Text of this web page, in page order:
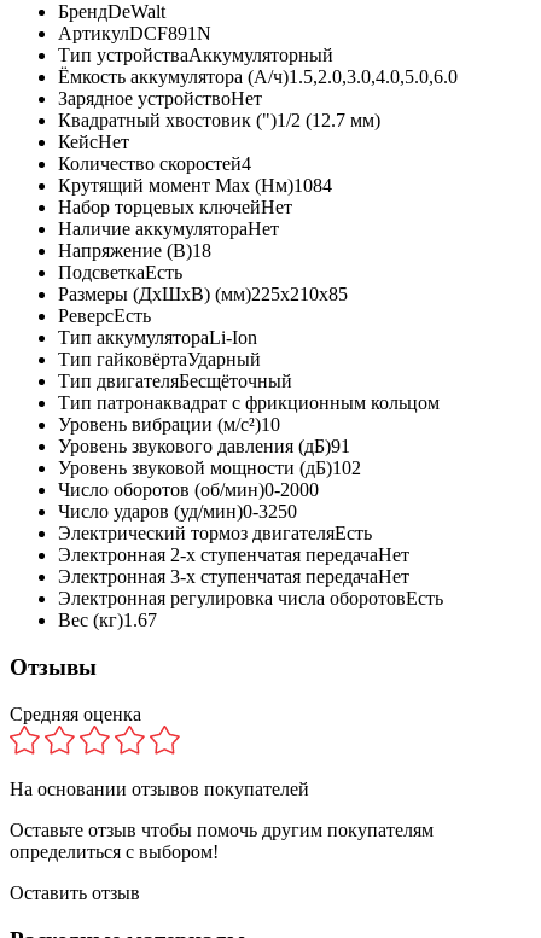
БрендDeWalt
АртикулDCF891N
Тип устройстваАккумуляторный
Ёмкость аккумулятора (А/ч)1.5,2.0,3.0,4.0,5.0,6.0
Зарядное устройствоНет
Квадратный хвостовик (")1/2 (12.7 мм)
КейсНет
Количество скоростей4
Крутящий момент Max (Нм)1084
Набор торцевых ключейНет
Наличие аккумулятораНет
Напряжение (В)18
ПодсветкаЕсть
Размеры (ДxШxВ) (мм)225х210х85
РеверсЕсть
Тип аккумулятораLi-Ion
Тип гайковёртаУдарный
Тип двигателяБесщёточный
Тип патронаквадрат с фрикционным кольцом
Уровень вибрации (м/с²)10
Уровень звукового давления (дБ)91
Уровень звуковой мощности (дБ)102
Число оборотов (об/мин)0-2000
Число ударов (уд/мин)0-3250
Электрический тормоз двигателяЕсть
Электронная 2-х ступенчатая передачаНет
Электронная 3-х ступенчатая передачаНет
Электронная регулировка числа оборотовЕсть
Вес (кг)1.67
Отзывы
Средняя оценка
На основании отзывов покупателей
Оставьте отзыв чтобы помочь другим покупателям
определиться с выбором!
Оставить отзыв